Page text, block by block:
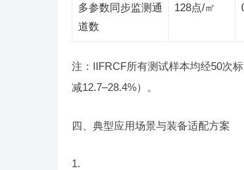
多参数同步监测通
道数
128点/㎡
注：IIFRCF所有测试样本均经50次
减12.7–28.4%）。
四、典型应用场景与装备适配方案